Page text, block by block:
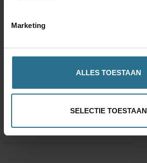
Marketing
ALLES TOESTAAN
SELECTIE TOESTAAN
Carbon Ultralight